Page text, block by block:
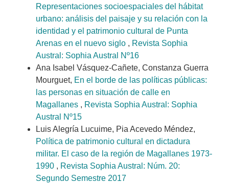
Representaciones socioespaciales del hábitat
urbano: análisis del paisaje y su relación con la
identidad y el patrimonio cultural de Punta
Arenas en el nuevo siglo , Revista Sophia
Austral: Sophia Austral Nº16
Ana Isabel Vásquez-Cañete, Constanza Guerra
Mourguet, En el borde de las políticas públicas:
las personas en situación de calle en
Magallanes , Revista Sophia Austral: Sophia
Austral Nº15
Luis Alegría Lucuime, Pia Acevedo Méndez,
Política de patrimonio cultural en dictadura
militar. El caso de la región de Magallanes 1973-
1990 , Revista Sophia Austral: Núm. 20:
Segundo Semestre 2017